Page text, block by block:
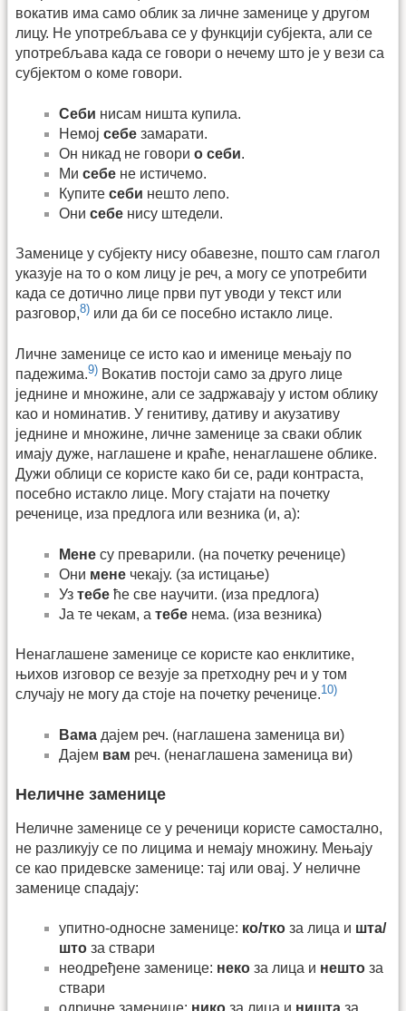
вокатив има само облик за личне заменице у другом
лицу. Не употребљава се у функцији субјекта, али се
употребљава када се говори о нечему што је у вези са
субјектом о коме говори.
Себи нисам ништа купила.
Немој себе замарати.
Он никад не говори о себи.
Ми себе не истичемо.
Купите себи нешто лепо.
Они себе нису штедели.
Заменице у субјекту нису обавезне, пошто сам глагол
указује на то о ком лицу је реч, а могу се употребити
када се дотично лице први пут уводи у текст или
разговор,8) или да би се посебно истакло лице.
Личне заменице се исто као и именице мењају по
падежима.9) Вокатив постоји само за друго лице
једнине и множине, али се задржавају у истом облику
као и номинатив. У генитиву, дативу и акузативу
једнине и множине, личне заменице за сваки облик
имају дуже, наглашене и краће, ненаглашене облике.
Дужи облици се користе како би се, ради контраста,
посебно истакло лице. Могу стајати на почетку
реченице, иза предлога или везника (и, а):
Мене су преварили. (на почетку реченице)
Они мене чекају. (за истицање)
Уз тебе ће све научити. (иза предлога)
Ја те чекам, а тебе нема. (иза везника)
Ненаглашене заменице се користе као енклитике,
њихов изговор се везује за претходну реч и у том
случају не могу да стоје на почетку реченице.10)
Вама дајем реч. (наглашена заменица ви)
Дајем вам реч. (ненаглашена заменица ви)
Неличне заменице
Неличне заменице се у реченици користе самостално,
не разликују се по лицима и немају множину. Мењају
се као придевске заменице: тај или овај. У неличне
заменице спадају:
упитно-односне заменице: ко/тко за лица и шта/
што за ствари
неодређене заменице: неко за лица и нешто за
ствари